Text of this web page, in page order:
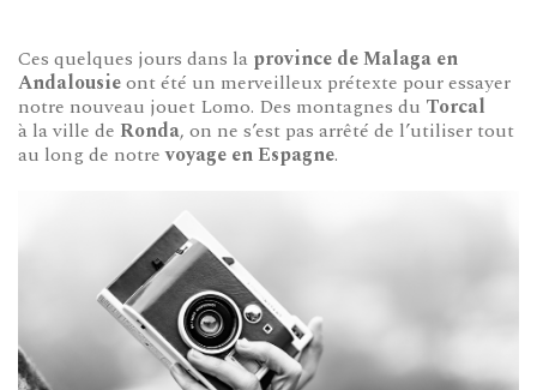
Ces quelques jours dans la province de Malaga en
Andalousieont été un merveilleux prétexte pour essayer
notre nouveau jouet Lomo. Des montagnes du Torcal
à la ville de Ronda, on ne s’est pas arrêté de l’utiliser tout
au long de notrevoyage en Espagne.